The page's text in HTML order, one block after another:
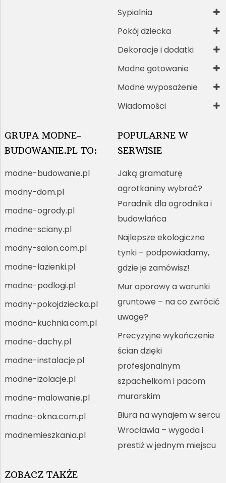
Sypialnia
Pokój dziecka
Dekoracje i dodatki
Modne gotowanie
Modne wyposażenie
Wiadomości
GRUPA MODNE-
BUDOWANIE.PL TO:
modne-budowanie.pl
modny-dom.pl
modne-ogrody.pl
modne-sciany.pl
modny-salon.com.pl
modne-lazienki.pl
modne-podlogi.pl
modny-pokojdziecka.pl
modna-kuchnia.com.pl
modne-dachy.pl
modne-instalacje.pl
modne-izolacje.pl
modne-malowanie.pl
modne-okna.com.pl
modnemieszkania.pl
POPULARNE W
SERWISIE
Jaką gramaturę
agrotkaniny wybrać?
Poradnik dla ogrodnika i
budowlańca
Najlepsze ekologiczne
tynki – podpowiadamy,
gdzie je zamówisz!
Mur oporowy a warunki
gruntowe – na co zwrócić
uwagę?
Precyzyjne wykończenie
ścian dzięki
profesjonalnym
szpachelkom i pacom
murarskim
Biura na wynajem w sercu
Wrocławia – wygoda i
prestiż w jednym miejscu
ZOBACZ TAKŻE